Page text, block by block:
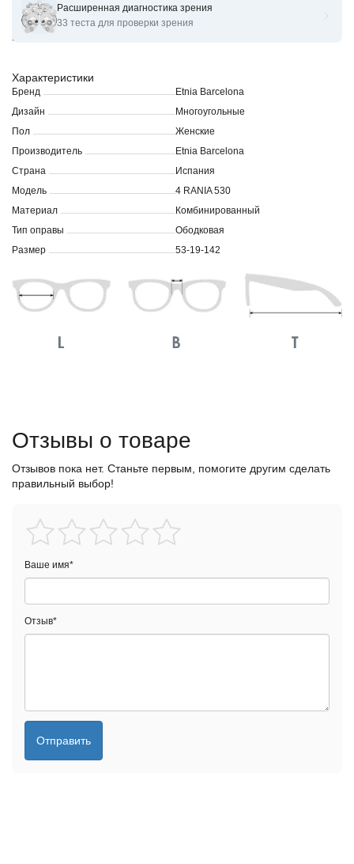
Оправы для очков корригирующих Etnia Barcelona 4 RANIA
53O
Характеристики
Бренд
Etnia Barcelona
Дизайн
Многоугольные
Пол
Женские
Производитель
Etnia Barcelona
Страна
Испания
Модель
4 RANIA 530
Материал
Комбинированный
Тип оправы
Ободковая
Размер
53-19-142
Расширенная диагностика зрения
33 теста для проверки зрения
Отзывы о товаре
Отзывов пока нет. Станьте первым, помогите другим сделать
правильный выбор!
Ваше имя*
Отзыв*
Отправить